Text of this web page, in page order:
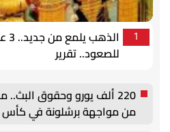
1
للصعود.. تقرير
220 ألف يورو وحقوق
من مواجهة برشلونة في كأس